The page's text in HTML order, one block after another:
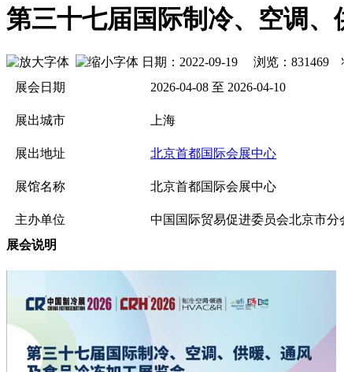
第三十七届国际制冷、空调
日期：2022-09-19 浏览： 831469
展会日期
2026-04-08 至 2026-04-10
展出城市 上海
展出地址 北京首都国际会展中心
展馆名称 北京首都国际会展中心
主办单位
中国国际贸易促进委员会北京市
展会说明